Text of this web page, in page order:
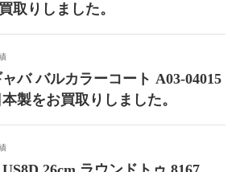
取りしました。
バ バルカラーコート A03-04015
製をお買取りしました。